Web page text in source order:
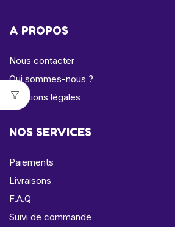
A PROPOS
Nous contacter
Qui sommes-nous ?
Mentions légales
NOS SERVICES
Paiements
Livraisons
F.A.Q
Suivi de commande